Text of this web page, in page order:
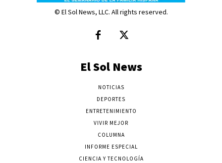
© El Sol News, LLC. All rights reserved.
El Sol News
NOTICIAS
DEPORTES
ENTRETENIMIENTO
VIVIR MEJOR
COLUMNA
INFORME ESPECIAL
CIENCIA Y TECNOLOGÍA